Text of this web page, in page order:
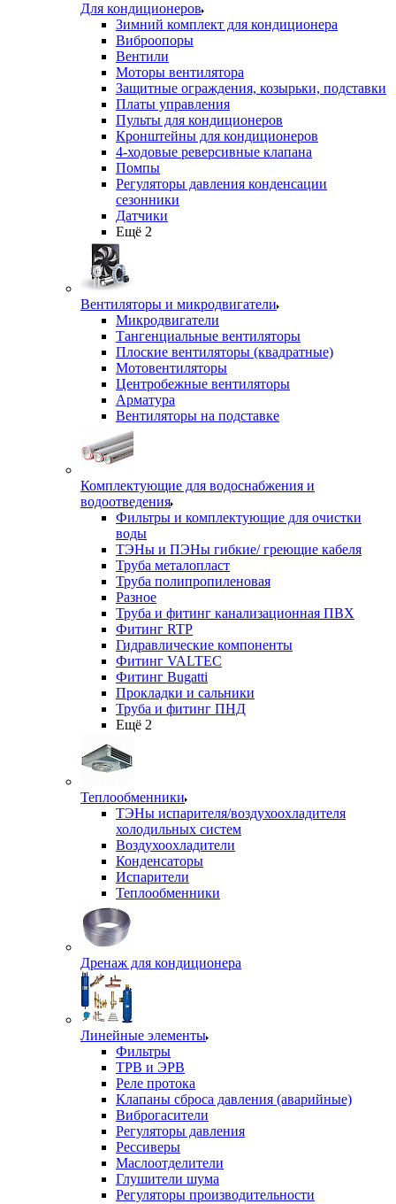
Для кондиционеров
Зимний комплект для кондиционера
Виброопоры
Вентили
Моторы вентилятора
Защитные ограждения, козырьки, подставки
Платы управления
Пульты для кондиционеров
Кронштейны для кондиционеров
4-ходовые реверсивные клапана
Помпы
Регуляторы давления конденсации
сезонники
Датчики
Ещё 2
Вентиляторы и микродвигатели
Микродвигатели
Тангенциальные вентиляторы
Плоские вентиляторы (квадратные)
Мотовентиляторы
Центробежные вентиляторы
Арматура
Вентиляторы на подставке
Комплектующие для водоснабжения и
водоотведения
Фильтры и комплектующие для очистки
воды
ТЭНы и ПЭНы гибкие/ греющие кабеля
Труба металопласт
Труба полипропиленовая
Разное
Труба и фитинг канализационная ПВХ
Фитинг RTP
Гидравлические компоненты
Фитинг VALTEC
Фитинг Bugatti
Прокладки и сальники
Труба и фитинг ПНД
Ещё 2
Теплообменники
ТЭНы испарителя/воздухоохладителя
холодильных систем
Воздухоохладители
Конденсаторы
Испарители
Теплообменники
Дренаж для кондиционера
Линейные элементы
Фильтры
ТРВ и ЭРВ
Реле протока
Клапаны сброса давления (аварийные)
Виброгасители
Регуляторы давления
Рессиверы
Маслоотделители
Глушители шума
Регуляторы производительности